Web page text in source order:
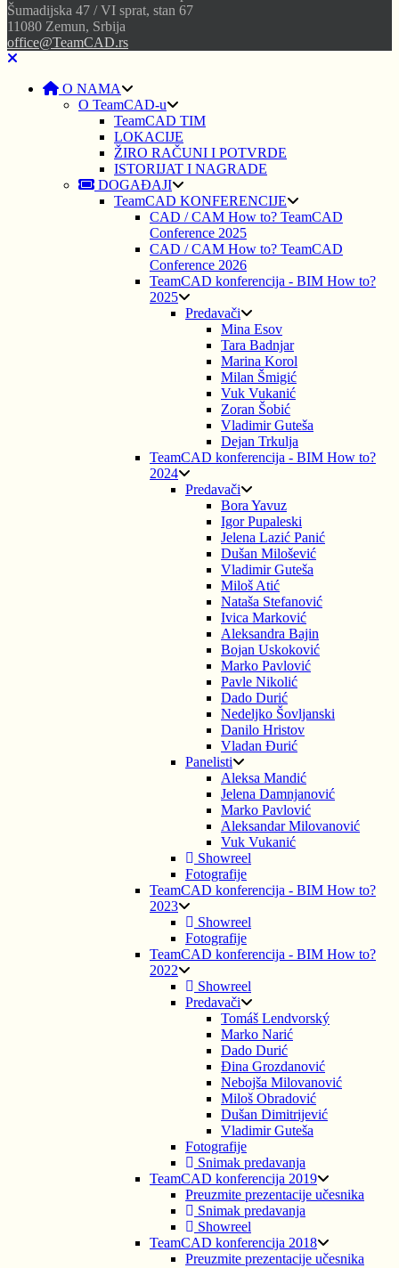
Šumadijska 47 / VI sprat, stan 67
11080 Zemun, Srbija
office@TeamCAD.rs
O NAMA
O TeamCAD-u
TeamCAD TIM
LOKACIJE
ŽIRO RAČUNI I POTVRDE
ISTORIJAT I NAGRADE
DOGAĐAJI
TeamCAD KONFERENCIJE
CAD / CAM How to? TeamCAD
Conference 2025
CAD / CAM How to? TeamCAD
Conference 2026
TeamCAD konferencija - BIM How to?
2025
Predavači
Mina Esov
Tara Badnjar
Marina Korol
Milan Šmigić
Vuk Vukanić
Zoran Šobić
Vladimir Guteša
Dejan Trkulja
TeamCAD konferencija - BIM How to?
2024
Predavači
Bora Yavuz
Igor Pupaleski
Jelena Lazić Panić
Dušan Milošević
Vladimir Guteša
Miloš Atić
Nataša Stefanović
Ivica Marković
Aleksandra Bajin
Bojan Uskoković
Marko Pavlović
Pavle Nikolić
Dado Durić
Nedeljko Šovljanski
Danilo Hristov
Vladan Đurić
Panelisti
Aleksa Mandić
Jelena Damnjanović
Marko Pavlović
Aleksandar Milovanović
Vuk Vukanić
Showreel
Fotografije
TeamCAD konferencija - BIM How to?
2023
Showreel
Fotografije
TeamCAD konferencija - BIM How to?
2022
Showreel
Predavači
Tomáš Lendvorský
Marko Narić
Dado Durić
Đina Grozdanović
Nebojša Milovanović
Miloš Obradović
Dušan Dimitrijević
Vladimir Guteša
Fotografije
Snimak predavanja
TeamCAD konferencija 2019
Preuzmite prezentacije učesnika
Snimak predavanja
Showreel
TeamCAD konferencija 2018
Preuzmite prezentacije učesnika